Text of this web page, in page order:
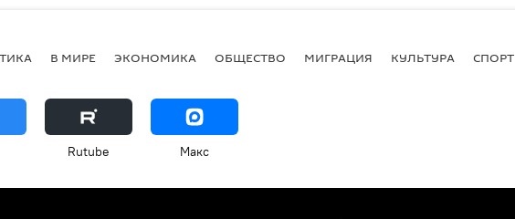
В МИРЕ ЭКОНОМИКА ОБЩЕСТВО МИГРАЦИЯ КУЛЬТУРА СПОРТ
Rutube Макс